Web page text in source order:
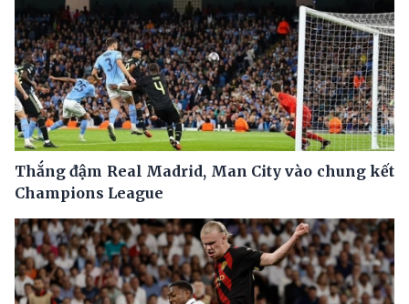
Thắng đậm Real Madrid, Man City vào chung kết
Champions League